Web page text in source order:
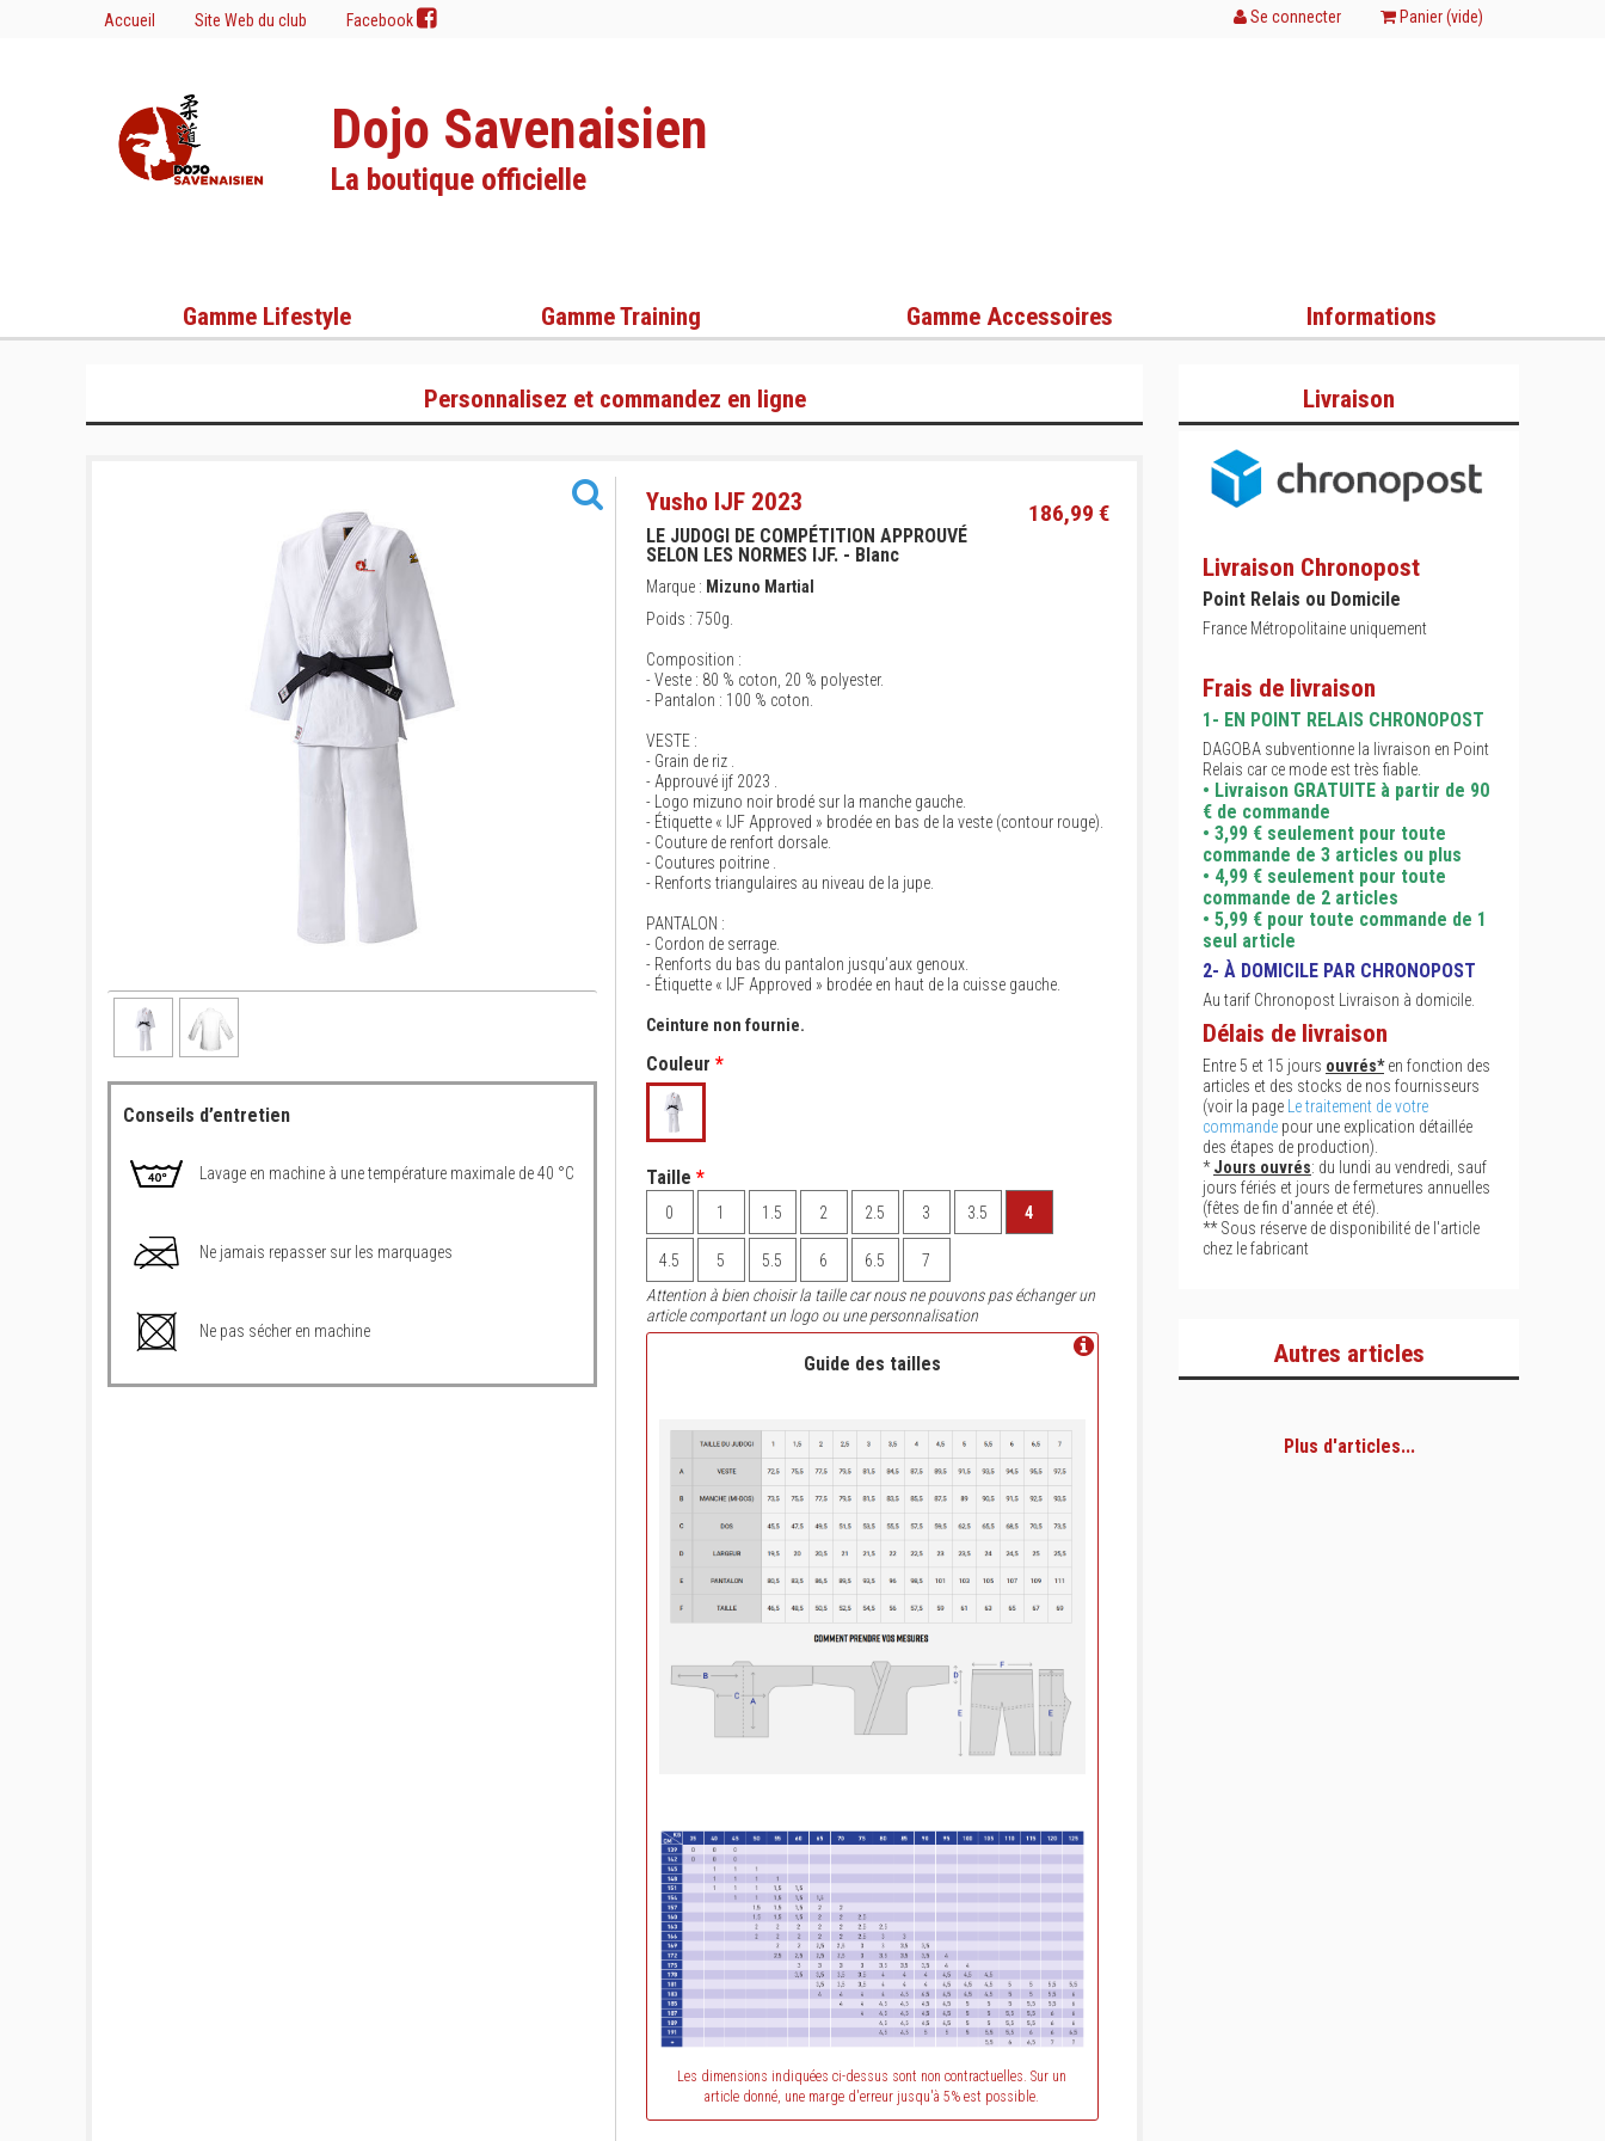
Accueil Site Web du club Facebook Se connecter Panier (vide)
Dojo Savenaisien
La boutique officielle
Gamme Lifestyle Gamme Training Gamme Accessoires Informations
Personnalisez et commandez en ligne
Conseils d’entretien
Lavage en machine à une température maximale de 40 °C
Ne jamais repasser sur les marquages
Ne pas sécher en machine
Yusho IJF 2023 186,99 €
LE JUDOGI DE COMPÉTITION APPROUVÉ
SELON LES NORMES IJF. - Blanc
Marque : Mizuno Martial
Poids : 750g.
Composition :
- Veste : 80 % coton, 20 % polyester.
- Pantalon : 100 % coton.
VESTE :
- Grain de riz .
- Approuvé ijf 2023 .
- Logo mizuno noir brodé sur la manche gauche.
- Étiquette « IJF Approved » brodée en bas de la veste (contour rouge).
- Couture de renfort dorsale.
- Coutures poitrine .
- Renforts triangulaires au niveau de la jupe.
PANTALON :
- Cordon de serrage.
- Renforts du bas du pantalon jusqu’aux genoux.
- Étiquette « IJF Approved » brodée en haut de la cuisse gauche.
Ceinture non fournie.
Couleur *
Taille *
0 1 1.5 2 2.5 3 3.5 4
4.5 5 5.5 6 6.5
7
Attention à bien choisir la taille car nous ne pouvons pas échanger un
article comportant un logo ou une personnalisation
Guide des tailles
Les dimensions indiquées ci-dessus sont non contractuelles. Sur un
article donné, une marge d'erreur jusqu'à 5% est possible.
Livraison
Livraison Chronopost
Point Relais ou Domicile
France Métropolitaine uniquement
Frais de livraison
1- EN POINT RELAIS CHRONOPOST
DAGOBA subventionne la livraison en Point
Relais car ce mode est très fiable.
• Livraison GRATUITE à partir de 90
€ de commande
• 3,99 € seulement pour toute
commande de 3 articles ou plus
• 4,99 € seulement pour toute
commande de 2 articles
• 5,99 € pour toute commande de 1
seul article
2- À DOMICILE PAR CHRONOPOST
Au tarif Chronopost Livraison à domicile.
Délais de livraison
Entre 5 et 15 jours ouvrés*en fonction des
articles et des stocks de nos fournisseurs
(voir la page
Le traitement de votre
commande pour une explication détaillée
des étapes de production).
*Jours ouvrés: du lundi au vendredi, sauf
jours fériés et jours de fermetures annuelles
(fêtes de fin d'année et été).
** Sous réserve de disponibilité de l'article
chez le fabricant
Autres articles
Plus d'articles...